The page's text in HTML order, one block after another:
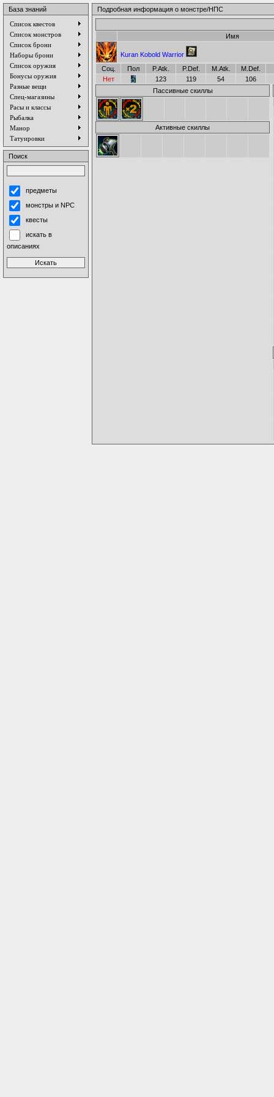
База знаний
Список квестов
Список монстров
Список брони
Наборы брони
Список оружия
Бонусы оружия
Разные вещи
Спец-магазины
Расы и классы
Рыбалка
Манор
Татуировки
Поиск
предметы
монстры и NPC
квесты
искать в
описаниях
Подробная информация о монстре/НПС
Имя
Kuran Kobold Warrior
Соц.
Пол P.Atk. P.Def. M.Atk.
M.Def.
Нет
123 119 54
106
Пассивные скиллы
Активные скиллы